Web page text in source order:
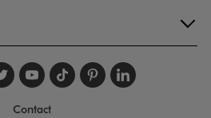
nous sur
nous sur
Suivez-nous sur
Suivez-nous
Suivez-nous
Suivez-
Contact